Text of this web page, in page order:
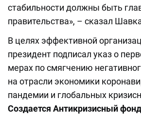
стабильности должны быть
правительства», – сказал
В целях эффективной
президент подписал указ о
мерах по смягчению
на отрасли экономики
пандемии и глобальных
Создается Антикризисный